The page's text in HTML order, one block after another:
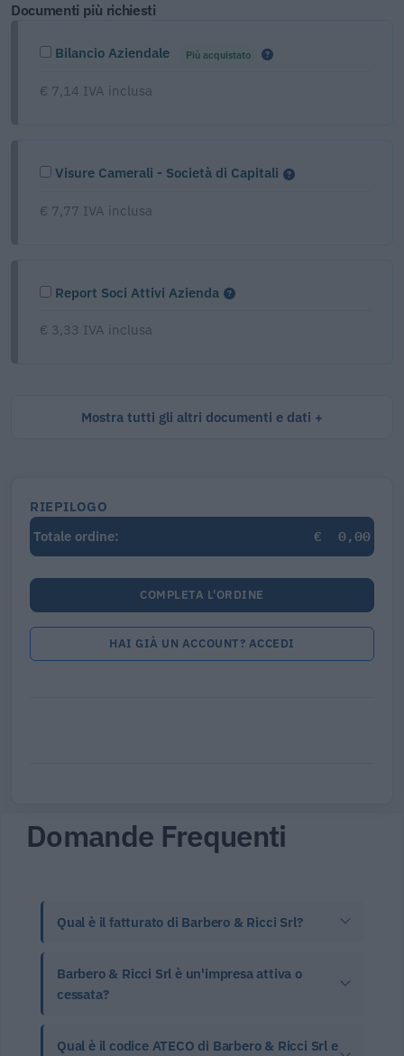
Documenti più richiesti
Bilancio Aziendale Più acquistato
€ 7,14 IVA inclusa
Visure Camerali - Società di Capitali
€ 7,77 IVA inclusa
Report Soci Attivi Azienda
€ 3,33 IVA inclusa
Mostra tutti gli altri documenti e dati
RIEPILOGO
Totale ordine:
€ 0,00
COMPLETA L'ORDINE
HAI GIÀ UN ACCOUNT? ACCEDI
Domande Frequenti
Qual è il fatturato di Barbero & Ricci Srl?
Barbero & Ricci Srl è un'impresa attiva o
cessata?
Qual è il codice ATECO di Barbero & Ricci Srl e